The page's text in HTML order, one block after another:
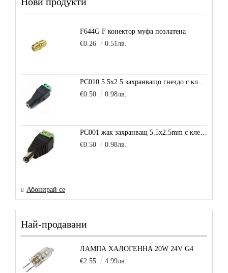
F644G F конектор муфа позлатена
€0.26
0.51лв.
PC010 5.5x2.5 захранващо гнездо с клема за кабел
€0.50
0.98лв.
PC001 жак захранващ 5.5x2.5mm с клема
€0.50
0.98лв.
Абонирай се
Най-продавани
ЛАМПА ХАЛОГЕННА 20W 24V G4
€2.55
4.99лв.